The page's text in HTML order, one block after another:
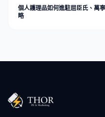
個人護理品如何進駐屈臣氏、萬
略